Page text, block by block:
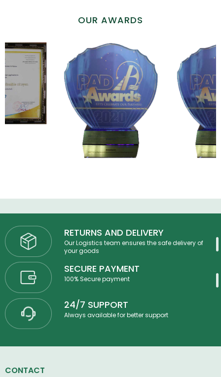
OUR AWARDS
RETURNS AND DELIVERY
Our Logistics team ensures the safe delivery of
your goods
SECURE PAYMENT
100% Secure payment
24/7 SUPPORT
Always available for better support
CONTACT